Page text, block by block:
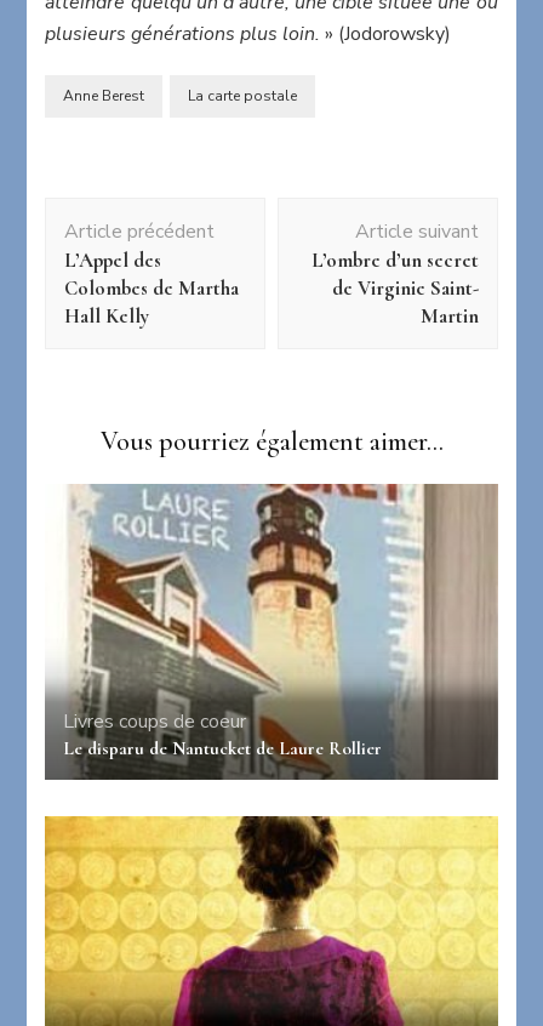
plusieurs générations plus loin. » (Jodorowsky)
Anne Berest La carte postale
d'article
Article précédent
L’Appel des
Colombes de Martha
Hall Kelly
Article suivant
L’ombre d’un secret
de Virginie Saint-
Martin
Vous pourriez également aimer...
Livres coups de coeur
Le disparu de Nantucket de Laure Rollier